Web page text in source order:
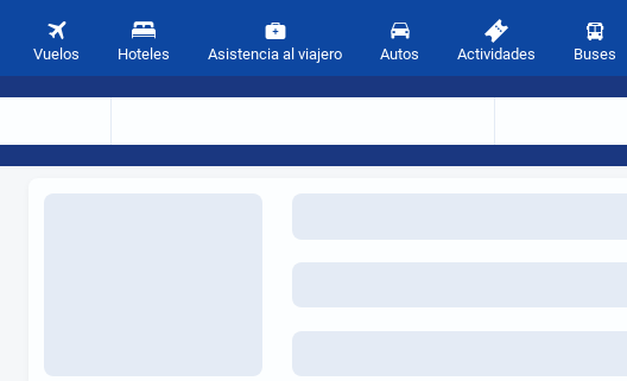
Vuelos Hoteles Asistencia al viajero Autos Actividades Buses